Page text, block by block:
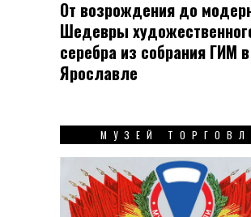
От возрождения до
Шедевры
серебра из собрания ГИМ в
Ярославле
МУЗЕЙ